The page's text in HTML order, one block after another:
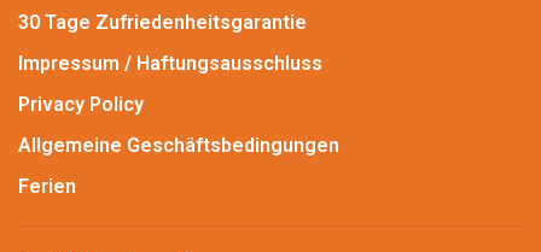
30 Tage Zufriedenheitsgarantie
Impressum / Haftungsausschluss
Privacy Policy
Allgemeine Geschäftsbedingungen
Ferien